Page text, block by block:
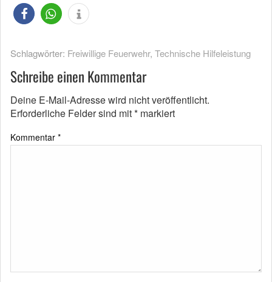
Schlagwörter: Freiwillige Feuerwehr, Technische Hilfeleistung
Schreibe einen Kommentar
Deine E-Mail-Adresse wird nicht veröffentlicht.
Erforderliche Felder sind mit* markiert
Kommentar *